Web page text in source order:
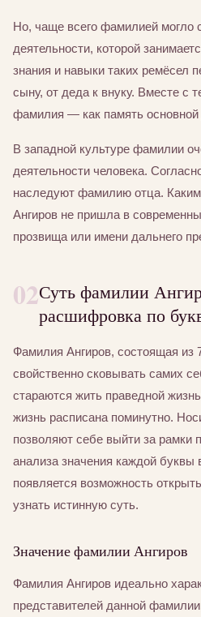
Но, чаще всего фамилией могло
деятельности, которой
знания и навыки таких ремёсел
сыну, от деда к внуку. Вместе с
фамилия — как память основной
В западной культуре фамилии
деятельности человека.
наследуют фамилию отца.
Ангиров не пришла в
прозвища или имени дальнего
02Суть фамилии
расшифровка по
Фамилия Ангиров, состоящая
свойственно сковывать самих
стараются жить праведной
жизнь расписана поминутно.
позволяют себе выйти за рамки
анализа значения каждой буквы
появляется возможность
узнать истинную суть.
Значение фамилии Ангиров
Фамилия Ангиров идеально
представителей данной